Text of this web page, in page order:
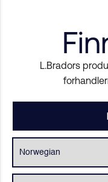
L.Bradors